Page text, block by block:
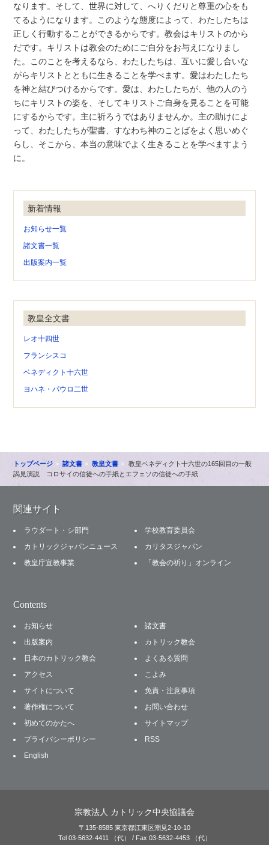
なります。そして、世界に対して、へりくだりと尊重の心をも
てるようになります。このような態度によって、わたしたちは
正しく行動することができるからです。教会はキリストのから
だです。キリストは教会のためにご自分をお与えになりまし
た。このことを考えるなら、わたしたちは、互いに愛し合いな
がらキリストとともに生きることを学べます。愛はわたしたち
を神と結びつけるからです。愛は、わたしたちが、他の人のう
ちにキリストの姿を、そしてキリストご自身を見ることを可能
にするからです。主に祈ろうではありませんか。主の助けによ
って、わたしたちが聖書、すなわち神のことばをよく思いめぐ
らし、そこから、本当の意味でよく生きることを学べますよう
に。
新着情報
お知らせ一覧
諸文書一覧
出版案内一覧
教皇全文書
レオ十四世
フランシスコ
ベネディクト十六世
ヨハネ・パウロ二世
トップページ 諸文書 教皇文書
教皇ベネディクト十六世の165回目の一般
謁見演説 コロサイの信徒への手紙とエフェソの信徒への手紙
関連サイト
ラウダート・シ部門
学校教育委員会
カトリックジャパンニュース
カリタスジャパン
教皇庁宣教事業
「教会の祈り」オンライン
Contents
お知らせ
諸文書
出版案内
カトリック教会
日本のカトリック教会
よくある質問
アクセス
こよみ
サイトについて
免責・注意事項
著作権について
お問い合わせ
初めてのかたへ
サイトマップ
プライバシーポリシー
RSS
English
宗教法人 カトリック中央協議会
〒135-8585 東京都江東区潮見2-10-10
Tel 03-5632-4411 （代） / Fax 03-5632-4453 （代）